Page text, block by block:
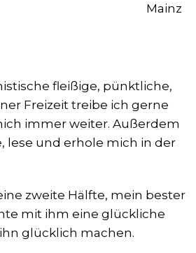
Mainz
fleißige, pünktliche,
Freizeit treibe ich gerne
immer weiter. Außerdem
lese und erhole mich in der
zweite Hälfte, mein bester
mit ihm eine glückliche
glücklich machen.